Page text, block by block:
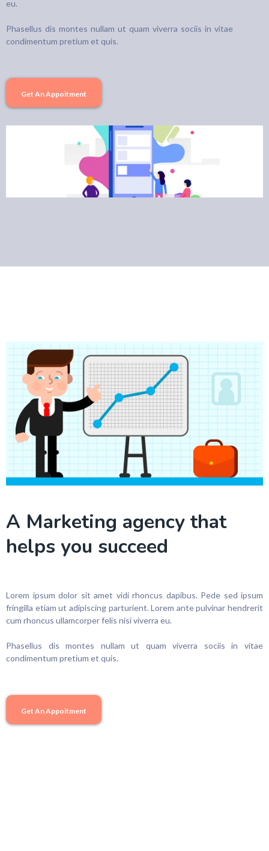
eu.
Phasellus dis montes nullam ut quam viverra sociis in vitae
condimentum pretium et quis.
Get An Appoitment
A Marketing agency that
helps you succeed
Lorem ipsum dolor sit amet vidi rhoncus dapibus. Pede sed ipsum
fringilla etiam ut adipiscing parturient. Lorem ante pulvinar hendrerit
cum rhoncus ullamcorper felis nisi viverra eu.
Phasellus dis montes nullam ut quam viverra sociis in vitae
condimentum pretium et quis.
Get An Appoitment